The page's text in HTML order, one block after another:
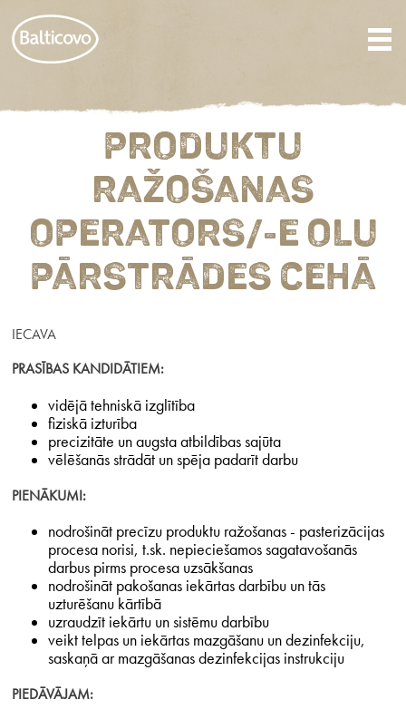
PRODUKTU
RAŽOŠANAS
OPERATORS/-E OLU
PĀRSTRĀDES CEHĀ
IECAVA
PRASĪBAS KANDIDĀTIEM:
vidējā tehniskā izglītība
fiziskā izturība
precizitāte un augsta atbildības sajūta
vēlēšanās strādāt un spēja padarīt darbu
PIENĀKUMI:
nodrošināt precīzu produktu ražošanas - pasterizācijas
procesa norisi, t.sk. nepieciešamos sagatavošanās
darbus pirms procesa uzsākšanas
nodrošināt pakošanas iekārtas darbību un tās
uzturēšanu kārtībā
uzraudzīt iekārtu un sistēmu darbību
veikt telpas un iekārtas mazgāšanu un dezinfekciju,
saskaņā ar mazgāšanas dezinfekcijas instrukciju
PIEDĀVĀJAM: